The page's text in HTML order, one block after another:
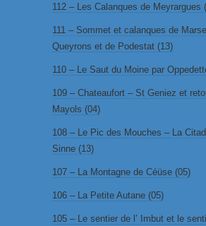
112 – Les Calanques de Meyrargues
111 – Sommet et calanques de
Queyrons et de Podestat (13)
110 – Le Saut du Moine par
109 – Chateaufort – St Geniez et
Mayols (04)
108 – Le Pic des Mouches – La
Sinne (13)
107 – La Montagne de Céüse (05)
106 – La Petite Autane (05)
105 – Le sentier de l’ Imbut et le